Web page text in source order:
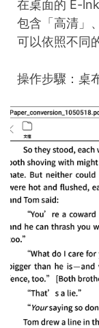
在桌面的 E-
包含「高清」
可以依照不同
操作步驟：